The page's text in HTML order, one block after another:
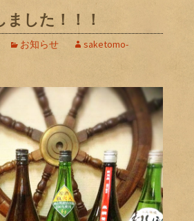
ました！！！
お知らせ
saketomo-